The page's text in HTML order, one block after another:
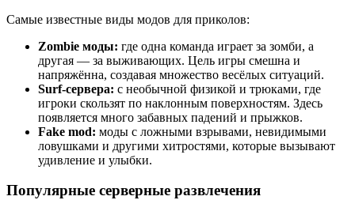
Самые известные виды модов для приколов:
Zombie моды: где одна команда играет за зомби, а
другая — за выживающих. Цель игры смешна и
напряжённа, создавая множество весёлых ситуаций.
Surf-сервера: с необычной физикой и трюками, где
игроки скользят по наклонным поверхностям. Здесь
появляется много забавных падений и прыжков.
Fake mod: моды с ложными взрывами, невидимыми
ловушками и другими хитростями, которые вызывают
удивление и улыбки.
Популярные серверные развлечения